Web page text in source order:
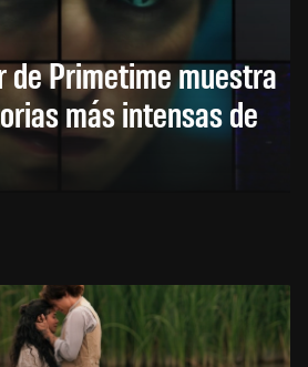
de Primetime muestra
más intensas de